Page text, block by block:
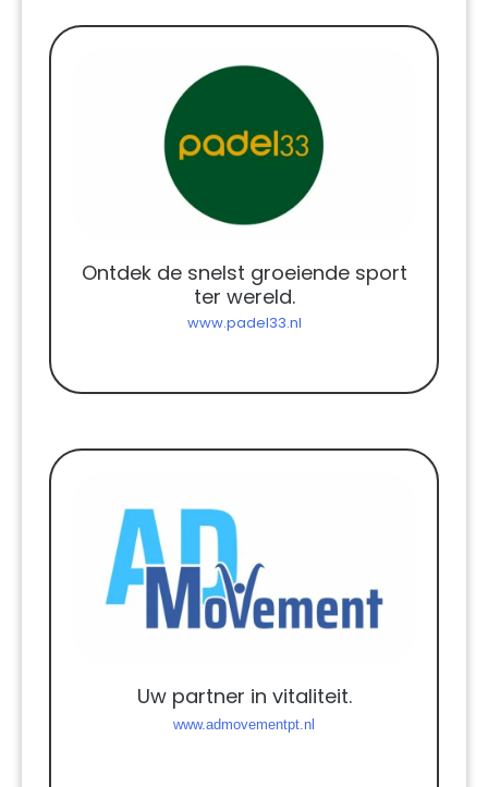
Ontdek de snelst groeiende sport
ter wereld.
www.padel33.nl
Uw partner in vitaliteit.
www.admovementpt.nl